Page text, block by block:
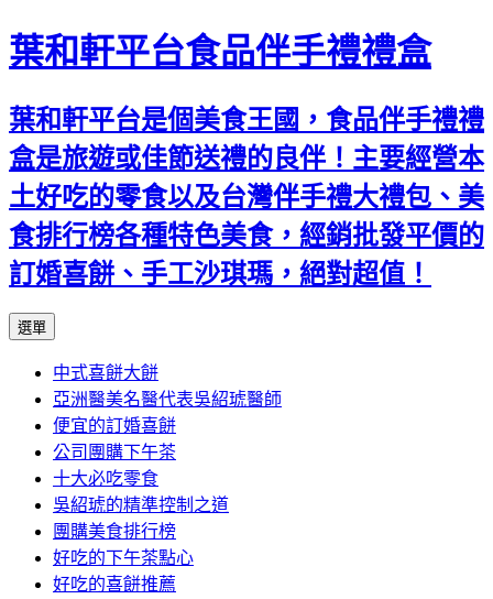
葉和軒平台食品伴手禮禮盒
葉和軒平台是個美食王國，食品伴手禮禮
盒是旅遊或佳節送禮的良伴！主要經營本
土好吃的零食以及台灣伴手禮大禮包、美
食排行榜各種特色美食，經銷批發平價的
訂婚喜餅、手工沙琪瑪，絕對超值！
選單
內
容
中式喜餅大餅
亞洲醫美名醫代表吳紹琥醫師
便宜的訂婚喜餅
公司團購下午茶
十大必吃零食
吳紹琥的精準控制之道
團購美食排行榜
好吃的下午茶點心
好吃的喜餅推薦